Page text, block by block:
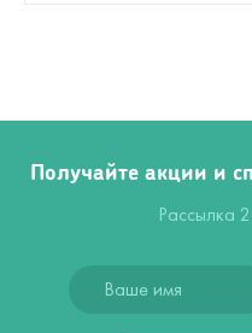
Получайте акции и
Рассылка